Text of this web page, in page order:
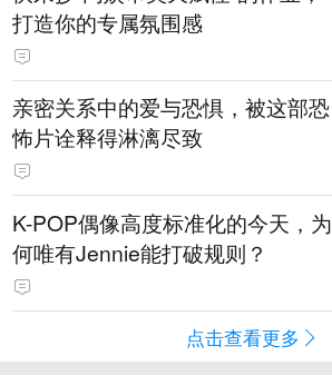
打造你的专属氛围感
亲密关系中的爱与恐惧，被这部恐
怖片诠释得淋漓尽致
K-POP偶像高度标准化的今天，为
何唯有Jennie能打破规则？
点击查看更多